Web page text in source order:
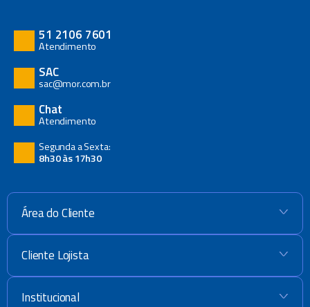
51 2106 7601
Atendimento
SAC
sac@mor.com.br
Chat
Atendimento
Segunda a Sexta:
8h30 às 17h30
Área do Cliente +
Cliente Lojista +
Institucional +